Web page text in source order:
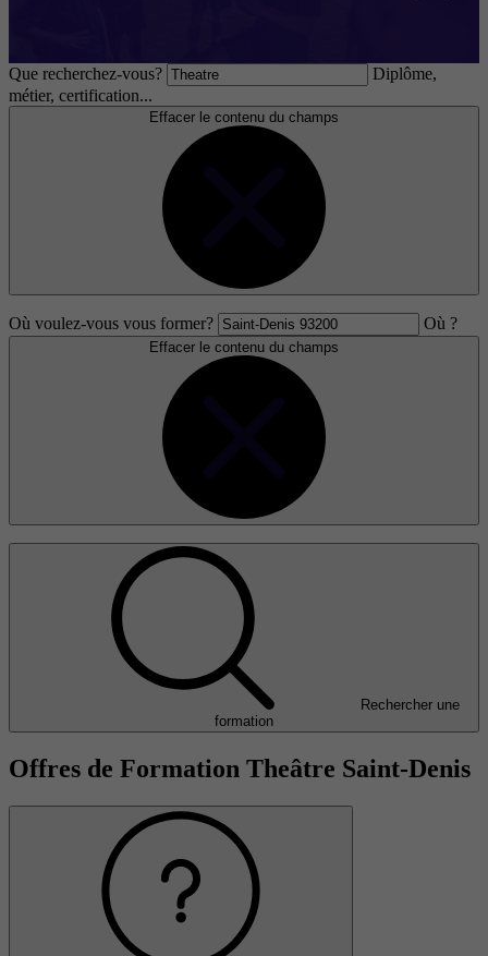
Que recherchez-vous?
Diplôme,
métier, certification...
Effacer le contenu du champs
Où voulez-vous vous former? Où ?
Effacer le contenu du champs
Rechercher une
formation
Offres de Formation Theâtre Saint-Denis